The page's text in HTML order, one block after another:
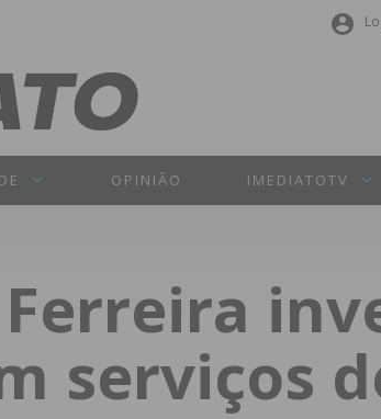
Senha
Perdeu
OPINIÃO IMEDIATOTV
serviços